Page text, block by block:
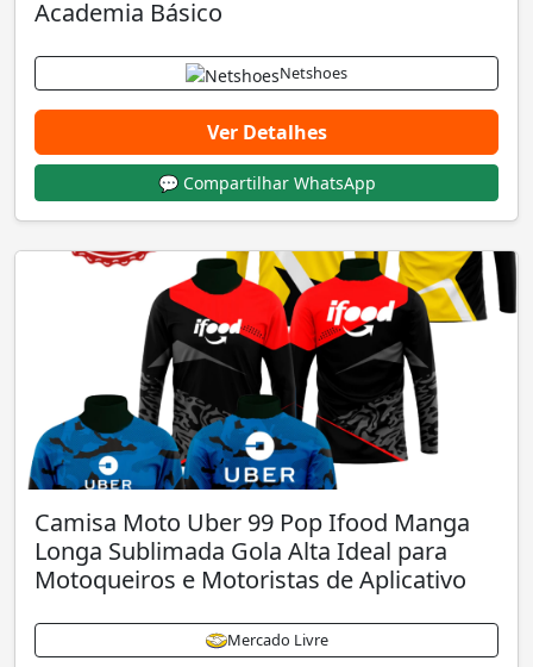
Academia Básico
Netshoes
Ver Detalhes
💬 Compartilhar WhatsApp
Camisa Moto Uber 99 Pop Ifood Manga
Longa Sublimada Gola Alta Ideal para
Motoqueiros e Motoristas de Aplicativo
Mercado Livre